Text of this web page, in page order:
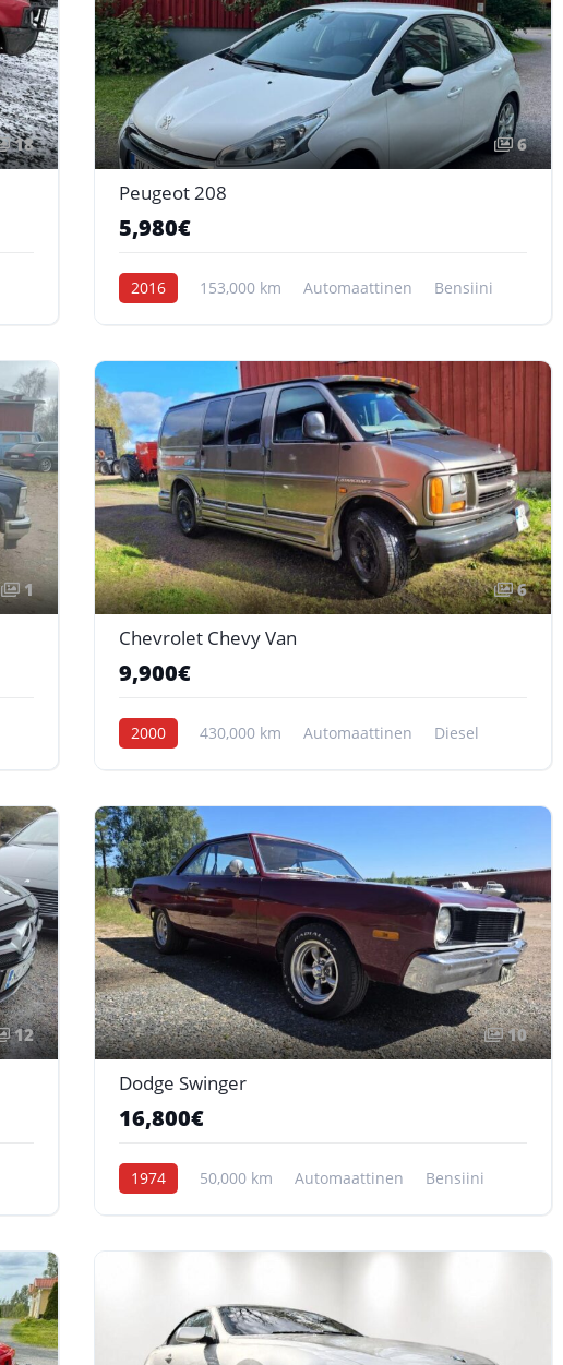
18 6
Peugeot 208
5,980€
2016 153,000 km Automaattinen Bensiini
1 6
Chevrolet Chevy Van
9,900€
2000 430,000 km Automaattinen Diesel
12 10
Dodge Swinger
16,800€
1974 50,000 km Automaattinen Bensiini